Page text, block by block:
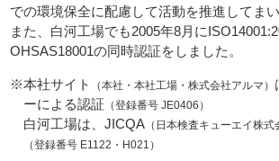
での環境保全に配慮して活動を推進してまい
また、白河工場でも2005年8月に
OHSAS18001の同時認証をしました。
※本社サイト （本社・本社工場・株式会社アルマ）
ーによる認証 （登録番号 JE0406）
白河工場は、JICQA （日本検査キューエイ株式
（登録番号 E1122・H021）